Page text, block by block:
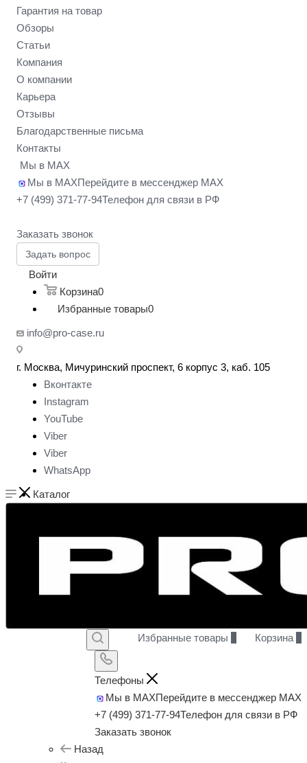
Гарантия на товар
Обзоры
Статьи
Компания
О компании
Карьера
Отзывы
Благодарственные письма
Контакты
Мы в MAX
Мы в MAXПерейдите в мессенджер MAX
+7 (499) 371-77-94Телефон для связи в РФ
Заказать звонок
Задать вопрос
Войти
Корзина0
Избранные товары0
info@pro-case.ru
г. Москва, Мичуринский проспект, 6 корпус 3, каб. 105
Вконтакте
Instagram
YouTube
Viber
Viber
WhatsApp
Избранные товары Корзина
Телефоны
Мы в MAXПерейдите в мессенджер MAX
+7 (499) 371-77-94Телефон для связи в РФ
Заказать звонок
Каталог
Назад